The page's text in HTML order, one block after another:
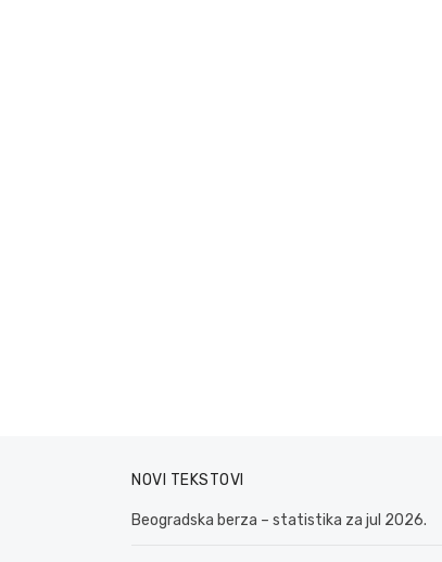
NOVI TEKSTOVI
Beogradska berza – statistika za jul 2026.